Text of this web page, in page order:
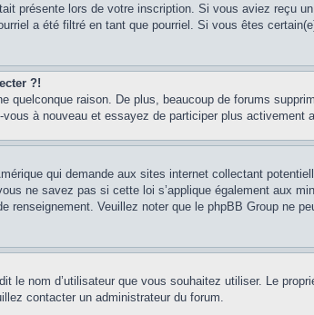
présente lors de votre inscription. Si vous aviez reçu
a été filtré en tant que pourriel. Si vous êtes
?!
quelconque raison. De plus, beaucoup de forums
à nouveau et essayez de participer plus activement
qui demande aux sites internet collectant
ne savez pas si cette loi s’applique également aux
Veuillez noter que le phpBB Group ne
le nom d’utilisateur que vous souhaitez utiliser. Le
contacter un administrateur du forum.